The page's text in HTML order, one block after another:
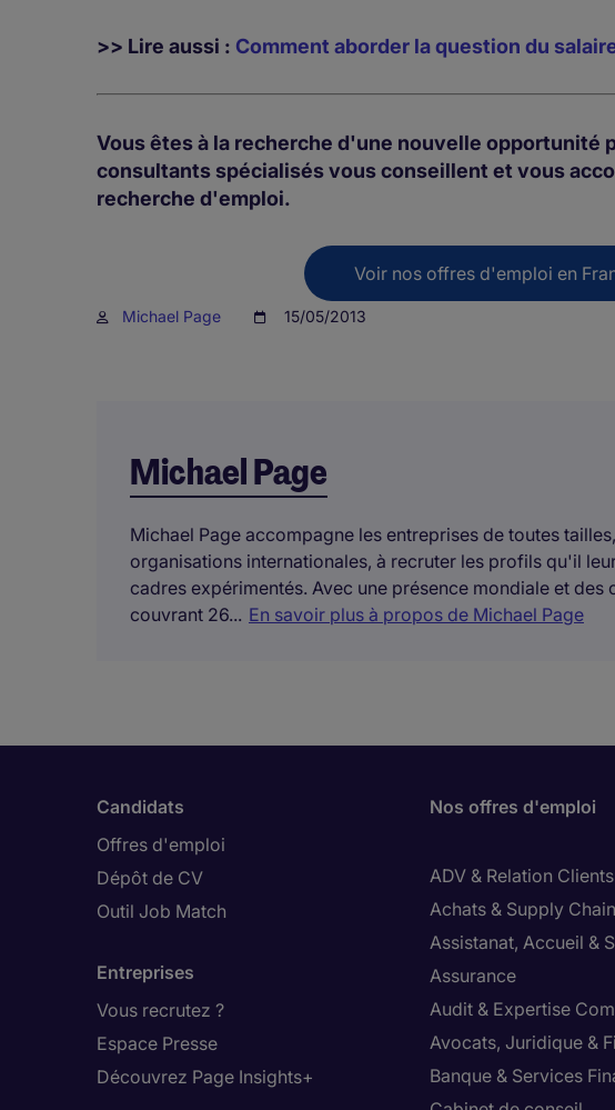
>> Lire aussi : Comment aborder la question du
Vous êtes à la recherche d'une nouvelle opportunité
consultants spécialisés vous conseillent et vous
recherche d'emploi.
Voir nos offres d'emploi en
Michael Page 15/05/2013
Michael Page
Michael Page accompagne les entreprises de toutes
organisations internationales, à recruter les profils qu'il
cadres expérimentés. Avec une présence mondiale et des
couvrant 26... En savoir plus à propos de Michael Page
Candidats
Offres d'emploi
Dépôt de CV
Outil Job Match
Entreprises
Vous recrutez ?
Espace Presse
Découvrez Page Insights+
Nos offres d'emploi
ADV & Relation Clients
Achats & Supply Chain
Assistanat, Accueil &
Assurance
Audit & Expertise
Avocats, Juridique &
Banque & Services